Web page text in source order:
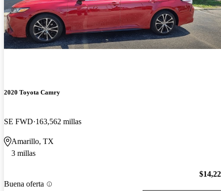
2020 Toyota Camry
SE FWD 163,562 millas
Amarillo, TX
3 millas
Buena oferta